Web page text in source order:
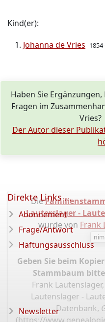
Kind(er):
Johanna de Vries
Haben Sie
Fragen im
Vries?
Der Autor dieser
Die
Lauterslager -
wurde von Frank
Geben Sie beim
Stammbaum
Frank
Lautenslager -
Datenbank,
Direkte Links ...
Abonnement
Frage/Antwort
Haftungsausschluss
Newsletter